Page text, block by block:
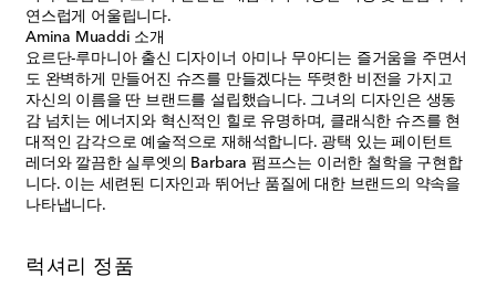
연스럽게 어울립니다.
Amina Muaddi 소개
요르단-루마니아 출신 디자이너 아미나 무아디는 즐거움을 주면서
도 완벽하게 만들어진 슈즈를 만들겠다는 뚜렷한 비전을 가지고
자신의 이름을 딴 브랜드를 설립했습니다. 그녀의 디자인은 생동
감 넘치는 에너지와 혁신적인 힐로 유명하며, 클래식한 슈즈를 현
대적인 감각으로 예술적으로 재해석합니다. 광택 있는 페이턴트
레더와 깔끔한 실루엣의 Barbara 펌프스는 이러한 철학을 구현합
니다. 이는 세련된 디자인과 뛰어난 품질에 대한 브랜드의 약속을
나타냅니다.
럭셔리 정품